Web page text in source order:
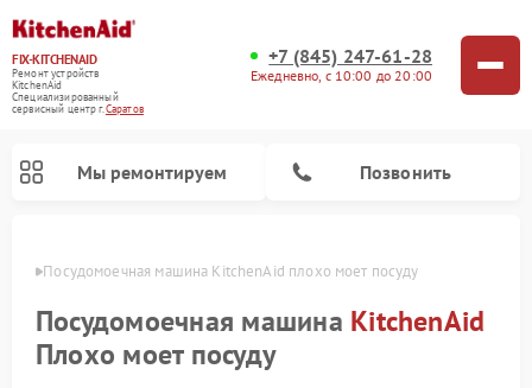
FIX-KITCHENAID
Ремонт устройств
KitchenAid
Специализированный
cервисный центр г.Саратов
+7 (845) 247-61-28
Ежедневно, с 10:00 до 20:00
Мы ремонтируем Позвонить
Посудомоечная машина KitchenAid плохо моет посуду
Посудомоечная машина KitchenAid
Плохо моет посуду